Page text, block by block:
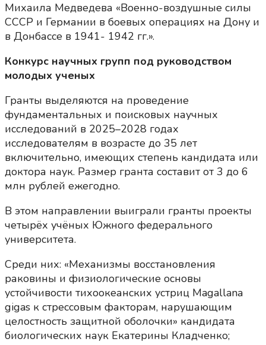
Михаила Медведева «Военно-воздушные силы
СССР и Германии в боевых операциях на Дону и
в Донбассе в 1941- 1942 гг.».
Конкурс научных групп под руководством
молодых ученых
Гранты выделяются на проведение
фундаментальных и поисковых научных
исследований в 2025–2028 годах
исследователям в возрасте до 35 лет
включительно, имеющих степень кандидата или
доктора наук. Размер гранта составит от 3 до 6
млн рублей ежегодно.
В этом направлении выиграли гранты проекты
четырёх учёных Южного федерального
университета.
Среди них: «Механизмы восстановления
раковины и физиологические основы
устойчивости тихоокеанских устриц Magallana
gigas к стрессовым факторам, нарушающим
целостность защитной оболочки» кандидата
биологических наук Екатерины Кладченко;